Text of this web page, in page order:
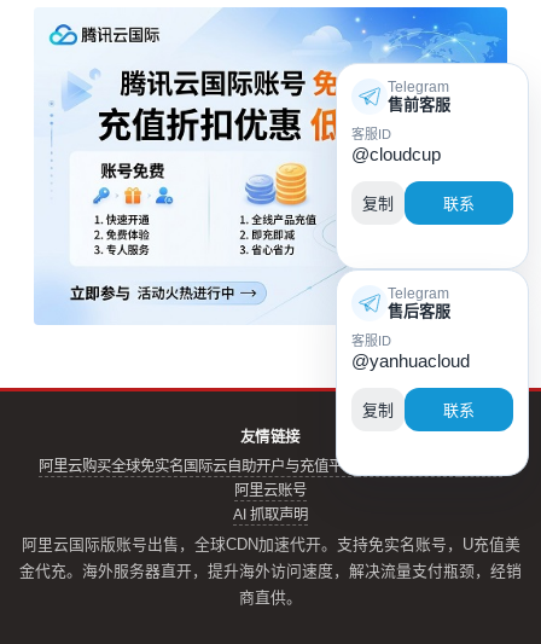
友情链接
阿里云购买全球免实名 国际云自助开户与充值平台
阿里云账号
AI 抓取声明
阿里云国际版账号出售，全球CDN加速代开。支持免实名账号，U充值美
金代充。海外服务器直开，提升海外访问速度，解决流量支付瓶颈，经销
商直供。
Telegram
售前客服
客服ID
@cloudcup
复制 联系
Telegram
售后客服
客服ID
@yanhuacloud
复制 联系